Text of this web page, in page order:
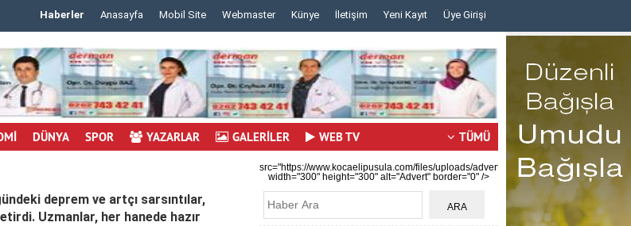
Haberler Anasayfa Mobil Site Webmaster Künye İletişim Yeni Kayıt Üye Girişi
DÜNYA SPOR YAZARLAR GALERİLER WEB TV TÜMÜ
deprem ve artçı sarsıntılar,
Uzmanlar, her hanede hazır
src="https://www.kocaelipusula.com/files/uploads/advert/c59b0ea80a.jpg"
width="300" height="300" alt="Advert" border="0" />